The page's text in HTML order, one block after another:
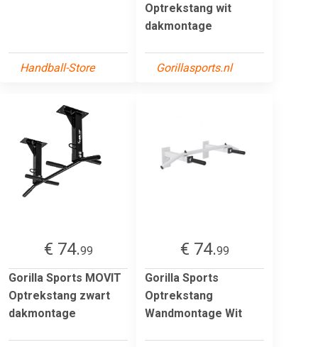
Handball-Store
Optrekstang wit
dakmontage
Gorillasports.nl
€ 74.99
Gorilla Sports MOVIT
Optrekstang zwart
dakmontage
€ 74.99
Gorilla Sports
Optrekstang
Wandmontage Wit